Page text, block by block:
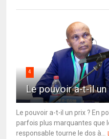
4
Le pouvoir a-t-il un
Le pouvoir a-t-il un prix ? En
parfois plus marquantes que
responsable tourne le dos à...